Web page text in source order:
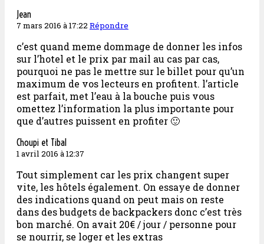
Jean
7 mars 2016 à 17:22 Répondre
c’est quand meme dommage de donner les infos
sur l’hotel et le prix par mail au cas par cas,
pourquoi ne pas le mettre sur le billet pour qu’un
maximum de vos lecteurs en profitent. l’article
est parfait, met l’eau à la bouche puis vous
omettez l’information la plus importante pour
que d’autres puissent en profiter 🙂
Choupi et Tibal
1 avril 2016 à 12:37
Tout simplement car les prix changent super
vite, les hôtels également. On essaye de donner
des indications quand on peut mais on reste
dans des budgets de backpackers donc c’est très
bon marché. On avait 20€ / jour / personne pour
se nourrir, se loger et les extras